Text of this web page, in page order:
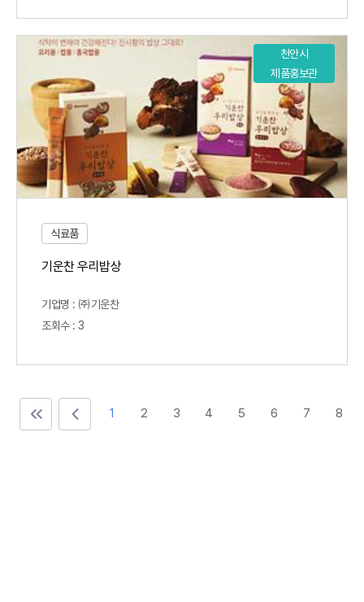
천안시
제품홍보관
식료품
기운찬 우리밥상
기업명 : ㈜기운찬
조회수 : 3
처음
이전
1 2 3 4 5 6 7 8